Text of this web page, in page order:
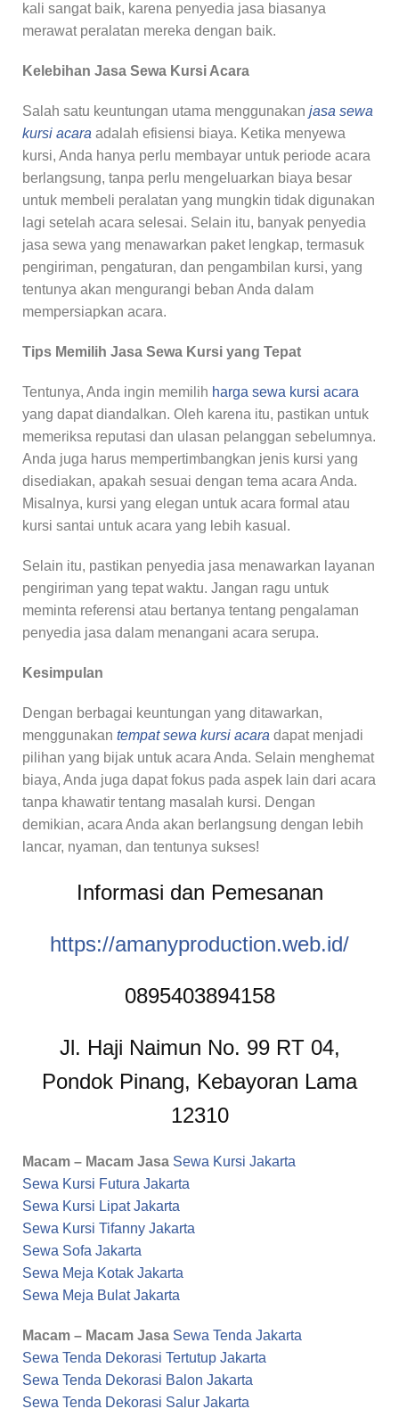
kali sangat baik, karena penyedia jasa biasanya
merawat peralatan mereka dengan baik.
Kelebihan Jasa Sewa Kursi Acara
Salah satu keuntungan utama menggunakan jasa sewa
kursi acara adalah efisiensi biaya. Ketika menyewa
kursi, Anda hanya perlu membayar untuk periode acara
berlangsung, tanpa perlu mengeluarkan biaya besar
untuk membeli peralatan yang mungkin tidak digunakan
lagi setelah acara selesai. Selain itu, banyak penyedia
jasa sewa yang menawarkan paket lengkap, termasuk
pengiriman, pengaturan, dan pengambilan kursi, yang
tentunya akan mengurangi beban Anda dalam
mempersiapkan acara.
Tips Memilih Jasa Sewa Kursi yang Tepat
Tentunya, Anda ingin memilih harga sewa kursi acara
yang dapat diandalkan. Oleh karena itu, pastikan untuk
memeriksa reputasi dan ulasan pelanggan sebelumnya.
Anda juga harus mempertimbangkan jenis kursi yang
disediakan, apakah sesuai dengan tema acara Anda.
Misalnya, kursi yang elegan untuk acara formal atau
kursi santai untuk acara yang lebih kasual.
Selain itu, pastikan penyedia jasa menawarkan layanan
pengiriman yang tepat waktu. Jangan ragu untuk
meminta referensi atau bertanya tentang pengalaman
penyedia jasa dalam menangani acara serupa.
Kesimpulan
Dengan berbagai keuntungan yang ditawarkan,
menggunakan tempat sewa kursi acara dapat menjadi
pilihan yang bijak untuk acara Anda. Selain menghemat
biaya, Anda juga dapat fokus pada aspek lain dari acara
tanpa khawatir tentang masalah kursi. Dengan
demikian, acara Anda akan berlangsung dengan lebih
lancar, nyaman, dan tentunya sukses!
Informasi dan Pemesanan
https://amanyproduction.web.id/
0895403894158
Jl. Haji Naimun No. 99 RT 04,
Pondok Pinang, Kebayoran Lama
12310
Macam – Macam Jasa Sewa Kursi Jakarta
Sewa Kursi Futura Jakarta
Sewa Kursi Lipat Jakarta
Sewa Kursi Tifanny Jakarta
Sewa Sofa Jakarta
Sewa Meja Kotak Jakarta
Sewa Meja Bulat Jakarta
Macam – Macam Jasa Sewa Tenda Jakarta
Sewa Tenda Dekorasi Tertutup Jakarta
Sewa Tenda Dekorasi Balon Jakarta
Sewa Tenda Dekorasi Salur Jakarta